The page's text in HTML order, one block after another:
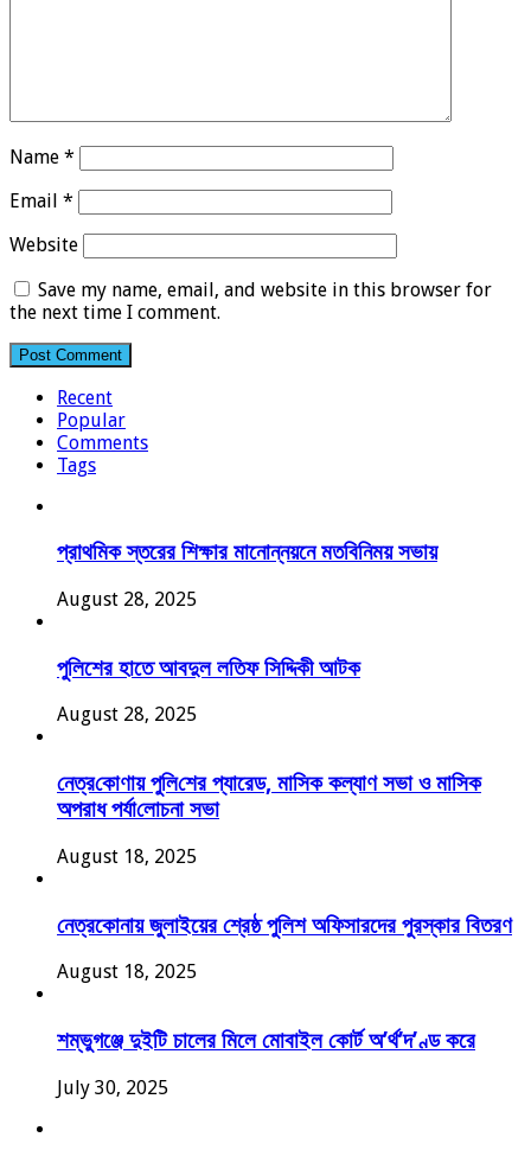
Name *
Email *
Website
Save my name, email, and website in this browser for
the next time I comment.
Recent
Popular
Comments
Tags
প্রাথমিক স্তরের শিক্ষার মানোন্নয়নে মতবিনিময় সভায়
August 28, 2025
পুলিশের হাতে আবদুল লতিফ সিদ্দিকী আটক
August 28, 2025
নেত্র‌কোণায় পু‌লি‌শের প্যারেড, মাসিক কল্যাণ সভা ও মাসিক
অপরাধ পর্যা‌লোচনা সভা
August 18, 2025
নেত্রকোনায় জুলাইয়ের শ্রেষ্ঠ পুলিশ অফিসারদের পুরস্কার বিতরণ
August 18, 2025
শম্ভুগঞ্জে দুইটি চালের মিলে মোবাইল কোর্ট অ’র্থ’দ’ণ্ড করে
July 30, 2025